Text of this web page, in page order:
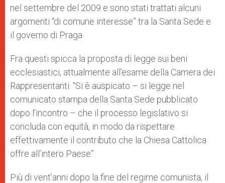
nel settembre del 2009 e sono stati trattati alcuni
argomenti “di comune interesse” tra la Santa Sede e
il governo di Praga
Fra questi spicca la proposta di legge sui beni
ecclesiastici, attualmente all’esame della Camera dei
Rappresentanti. “Si è auspicato – si legge nel
comunicato stampa della Santa Sede pubblicato
dopo l’incontro – che il processo legislativo si
concluda con equità, in modo da rispettare
effettivamente il contributo che la Chiesa Cattolica
offre all’intero Paese”.
Più di vent’anni dopo la fine del regime comunista, il